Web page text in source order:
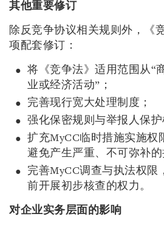
其他重要修订
除反竞争协议相关规则外，《
项配套修订：
将《竞争法》适用范围从“
业或经济活动”；
完善现行宽大处理制度；
强化保密规则与举报人保护
扩充MyCC临时措施实施权
避免产生严重、不可弥补的
完善MyCC调查与执法权限
前开展初步核查的权力。
对企业实务层面的影响